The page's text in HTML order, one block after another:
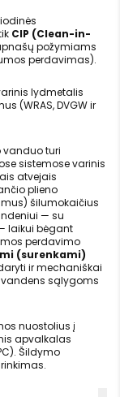
CIP (Clean-in-
požymiams
perdavimas).
lydmetalis
(WRAS, DVGW ir
vanduo turi
sistemose varinis
atvejais
plieno
šilumokaičius
— su
laikui bėgant
perdavimo
(surenkami)
ir mechaniškai
vandens sąlygoms
nuostolius į
apvalkalas
Šildymo